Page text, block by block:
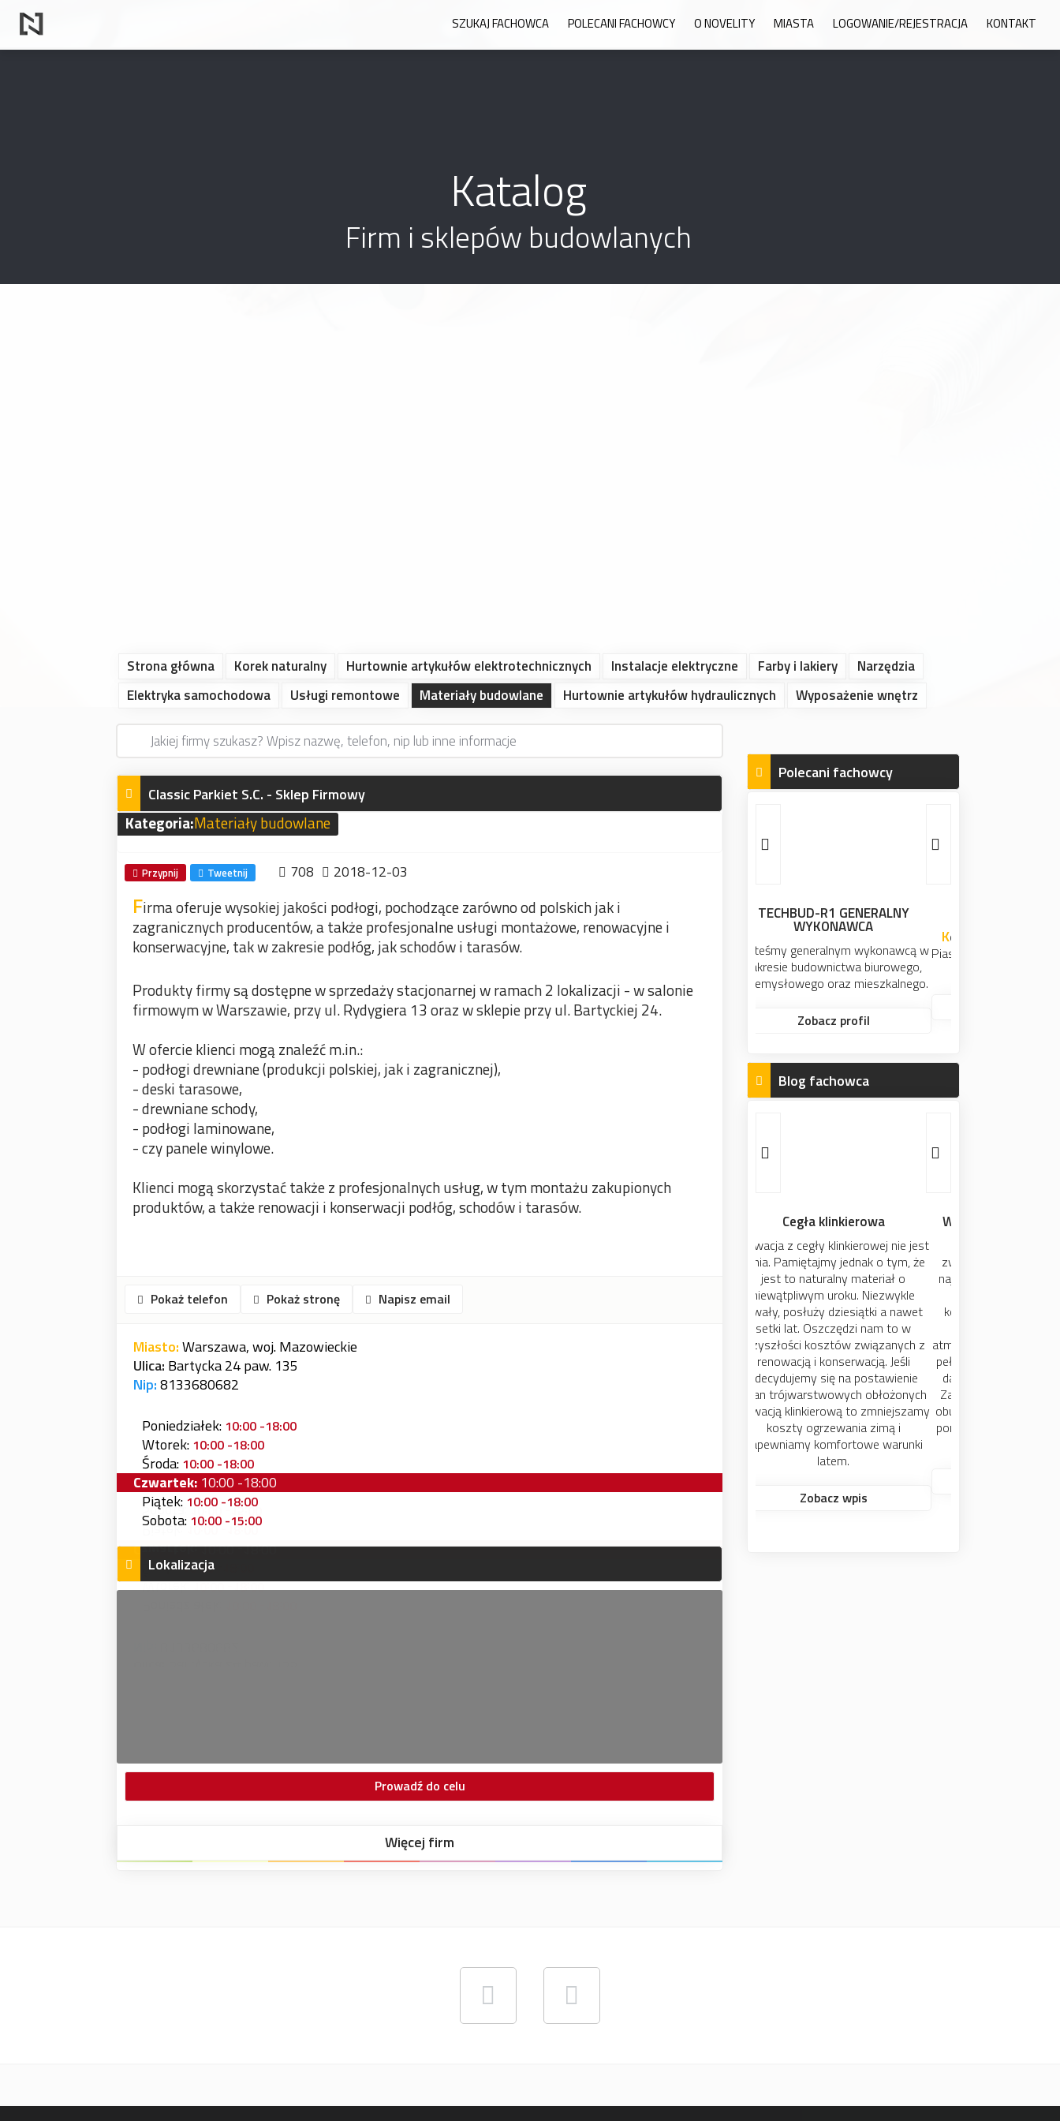
SZUKAJ FACHOWCA POLECANI FACHOWCY O NOVELITY MIASTA LOGOWANIE/REJESTRACJA KONTAKT
Katalog
Firm i sklepów budowlanych
Strona główna Korek naturalny Hurtownie artykułów elektrotechnicznych Instalacje elektryczne Farby i lakiery
Narzędzia
Elektryka samochodowa
Usługi remontowe Materiały budowlane Hurtownie artykułów hydraulicznych Wyposażenie wnętrz
Classic Parkiet S.C. - Sklep Firmowy
Kategoria:Materiały budowlane
Przypnij Tweetnij 708 2018-12-03
Firma oferuje wysokiej jakości podłogi, pochodzące zarówno od polskich jak i
zagranicznych producentów, a także profesjonalne usługi montażowe, renowacyjne i
konserwacyjne, tak w zakresie podłóg, jak schodów i tarasów.
Produkty firmy są dostępne w sprzedaży stacjonarnej w ramach 2 lokalizacji - w salonie
firmowym w Warszawie, przy ul. Rydygiera 13 oraz w sklepie przy ul. Bartyckiej 24.
W ofercie klienci mogą znaleźć m.in.:
- podłogi drewniane (produkcji polskiej, jak i zagranicznej),
- deski tarasowe,
- drewniane schody,
- podłogi laminowane,
- czy panele winylowe.
Klienci mogą skorzystać także z profesjonalnych usług, w tym montażu zakupionych
produktów, a także renowacji i konserwacji podłóg, schodów i tarasów.
Pokaż telefon Pokaż stronę Napisz email
Miasto:Warszawa, woj. Mazowieckie
Ulica: Bartycka 24 paw. 135
Nip:8133680682
Poniedziałek: 10:00 -18:00
Wtorek: 10:00 -18:00
Środa: 10:00 -18:00
Czwartek: 10:00 -18:00
Piątek: 10:00 -18:00
Sobota: 10:00 -15:00
Lokalizacja
Prowadź do celu
Więcej firm
Polecani fachowcy
Mirosław Chodkowski
Piaseczno, Konstancin-Jeziorna, Góra
Kalwaria i okolice.
Blog fachowca
Wybieramy rodzaj zadaszenia
Dach, to ważny element,
zwieńczenie domu. Jest jednym z
najtrudniejszych do wykonania. Od
jego jakości zależy późniejszy
komfort mieszkania. Dach chroni
budynek przed warunkami
atmosferycznymi, utratą ciepła, oraz
pełni funkcje estetyczną. Jaki rodzaj
dachu wybrać skośny czy płaski?
Zapoznajcie się z charakterystyką
obu wariantów. Może to okazać się
pomocne przy podjęciu ostatecznej
decyzji.